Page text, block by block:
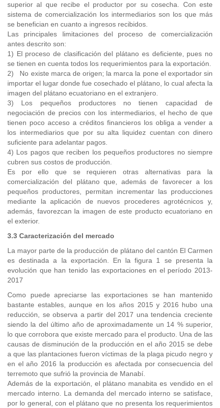
superior al que recibe el productor por su cosecha. Con este
sistema de comercialización los intermediarios son los que más
se benefician en cuanto a ingresos recibidos.
Las principales limitaciones del proceso de comercialización
antes descrito son:
1) El proceso de clasificación del plátano es deficiente, pues no
se tienen en cuenta todos los requerimientos para la exportación.
2) No existe marca de origen; la marca la pone el exportador sin
importar el lugar donde fue cosechado el plátano, lo cual afecta la
imagen del plátano ecuatoriano en el extranjero.
3) Los pequeños productores no tienen capacidad de
negociación de precios con los intermediarios, el hecho de que
tienen poco acceso a créditos financieros los obliga a vender a
los intermediarios que por su alta liquidez cuentan con dinero
suficiente para adelantar pagos.
4) Los pagos que reciben los pequeños productores no siempre
cubren sus costos de producción.
Es por ello que se requieren otras alternativas para la
comercialización del plátano que, además de favorecer a los
pequeños productores, permitan incrementar las producciones
mediante la aplicación de nuevos procederes agrotécnicos y,
además, favorezcan la imagen de este producto ecuatoriano en
el exterior.
3.3 Caracterización del mercado
La mayor parte de la producción de plátano del cantón El Carmen
es destinada a la exportación. En la figura 1 se presenta la
evolución que han tenido las exportaciones en el período 2013-
2017
Como puede apreciarse las exportaciones se han mantenido
bastante estables, aunque en los años 2015 y 2016 hubo una
reducción, se observa a partir del 2017 una tendencia creciente
siendo la del último año de aproximadamente un 14 % superior,
lo que corrobora que existe mercado para el producto. Una de las
causas de disminución de la producción en el año 2015 se debe
a que las plantaciones fueron víctimas de la plaga picudo negro y
en el año 2016 la producción es afectada por consecuencia del
terremoto que sufrió la provincia de Manabí.
Además de la exportación, el plátano manabita es vendido en el
mercado interno. La demanda del mercado interno se satisface,
por lo general, con el plátano que no presenta los requerimientos